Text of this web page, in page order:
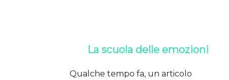
La scuola delle emozioni
Qualche tempo fa, un articolo